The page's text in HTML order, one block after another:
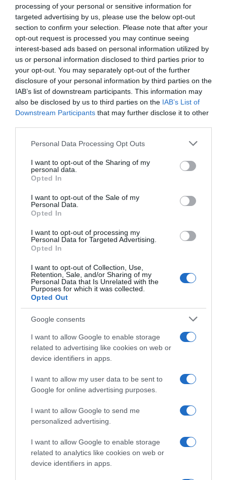
processing of your personal or sensitive information for
targeted advertising by us, please use the below opt-out
section to confirm your selection. Please note that after your
opt-out request is processed you may continue seeing
interest-based ads based on personal information utilized by
us or personal information disclosed to third parties prior to
your opt-out. You may separately opt-out of the further
disclosure of your personal information by third parties on the
IAB’s list of downstream participants. This information may
also be disclosed by us to third parties on the IAB’s List of
Downstream Participants that may further disclose it to other
Please note that this website/app uses one or more Google
not limited to your visit or usage behaviour. You may click to
grant or deny consent to Google and its third-party tags to
use your data for below specified purposes in below Google
consent section.
Personal Data Processing Opt Outs
I want to opt-out of the Sharing of my
personal data.
Opted In
I want to opt-out of the Sale of my
Personal Data.
Opted In
I want to opt-out of processing my
Personal Data for Targeted Advertising.
Opted In
I want to opt-out of Collection, Use,
Retention, Sale, and/or Sharing of my
Personal Data that Is Unrelated with the
Purposes for which it was collected.
Opted Out
Google consents
I want to allow Google to enable storage
related to advertising like cookies on web or
device identifiers in apps.
I want to allow my user data to be sent to
Google for online advertising purposes.
I want to allow Google to send me
personalized advertising.
I want to allow Google to enable storage
related to analytics like cookies on web or
device identifiers in apps.
vércukorszintet, stb..
3.) Mozogj, sportolj!
Nem kell napi 2 órát crossfitezni ahhoz, értékelhető
mértékben megnöveld a kalóriafelhasználásodat! (A
fogyás alapja az, hogy több kalóriát égess el, mint
amennyit beviszel.) A kardió típusú edzések arra jók,
hogy fejleszd a szív- és érrendszered valamint a
tüdőkapacitásod, ÉS hogy rengeteg kalóriát égess el (egy
óra alatt akár 500-700 kcal), míg a súlyzós/ saját
testsúlyos edzések segítenek az izomtömeged
növelésében, és az izomerő fejlesztésében. De ha még
eleinte óvatosan a gyakorisággal/ intenzitással, mert a
szervezetnek picit több idő kell ahhoz, hogy lekövesse
fizikailag, amit te már fejben eldöntöttél, és ha erőlteted,
könnyen sérülés lehet a vége!
Futás helyett -eleinte- ajánlom a tempós sétálást (néha
bele lehet kocogni), és a súlyzós edzések helyett eleinte
az otthoni átmozgatós edzéseket, akár gyógytornász
vagy személyi edző által összeállított (és előzetesen
bemutatott) feladatsorokat!
Megosztás: Facebook Twitter
Címkék: diéta
Korábbi bejegyzések Következő bejegyzés
HASONLÓ BEJEGYZÉSEK